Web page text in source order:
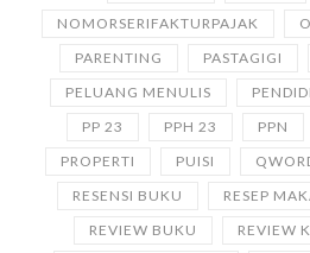
NOMORSERIFAKTURPAJAK
PARENTING
PASTAGIGI
PELUANG MENULIS
PP 23
PPH 23 PPN
PROPERTI
PUISI
RESENSI BUKU
RESEP
REVIEW BUKU
REVIEW